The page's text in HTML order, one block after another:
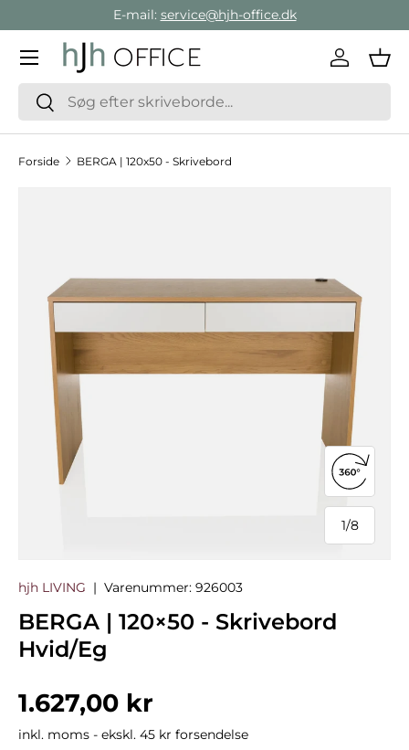
Gå direkte til indholdet
E-mail: service@hjh-office.dk
SøgSøg
Log ind
Menu
Forside BERGA | 120x50 - Skrivebord
1/
af
8
Åbn
hjh LIVING | Varenummer: 926003
BERGA | 120×50 - Skrivebord
Hvid/Eg
Normalpris
1.627,00 kr
inkl. moms - ekskl. 45 kr forsendelse